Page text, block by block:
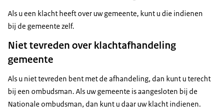
Als u een klacht heeft over uw gemeente, kunt u die indienen
bij de gemeente zelf.
Niet tevreden over klachtafhandeling
gemeente
Als u niet tevreden bent met de afhandeling, dan kunt u terecht
bij een ombudsman. Als uw gemeente is aangesloten bij de
Nationale ombudsman, dan kunt u daar uw klacht indienen.